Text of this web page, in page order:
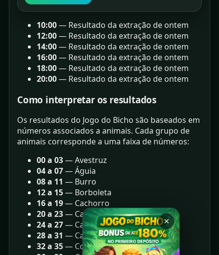
10:00— Resultado da extração de ontem
12:00— Resultado da extração de ontem
14:00— Resultado da extração de ontem
16:00— Resultado da extração de ontem
18:00— Resultado da extração de ontem
20:00— Resultado da extração de ontem
Como interpretar os resultados
Os resultados do Jogo do Bicho são baseados em
números associados a animais. Cada grupo de
animais corresponde a uma faixa de números:
00 a 03— Avestruz
04 a 07— Águia
08 a 11 — Burro
12 a 15— Borboleta
16 a 19— Cachorro
20 a 23— Cabra
24 a 27— Carneiro
28 a 31 — Camelo
32 a 35— Cobra
×